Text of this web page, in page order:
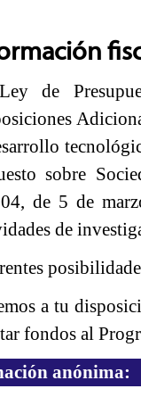
de
sobre
de 5 de
de
a tu
fondos al
anónima: